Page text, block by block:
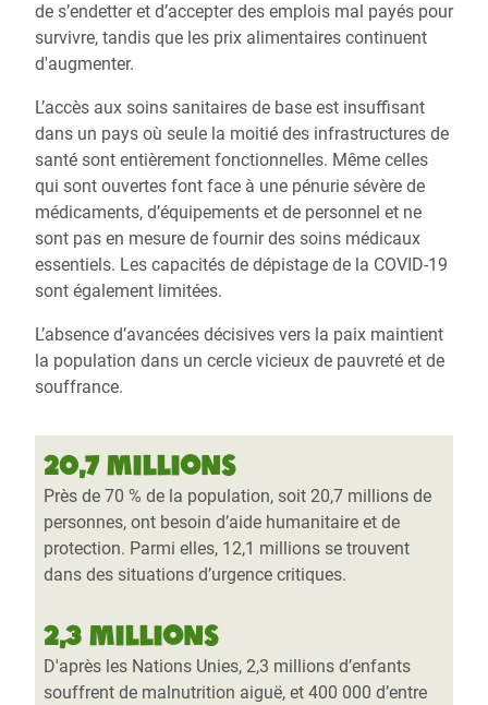
de s’endetter et d’accepter des emplois mal payés pour
survivre, tandis que les prix alimentaires continuent
d'augmenter.
L’accès aux soins sanitaires de base est insuffisant
dans un pays où seule la moitié des infrastructures de
santé sont entièrement fonctionnelles. Même celles
qui sont ouvertes font face à une pénurie sévère de
médicaments, d’équipements et de personnel et ne
sont pas en mesure de fournir des soins médicaux
essentiels. Les capacités de dépistage de la COVID-19
sont également limitées.
L’absence d’avancées décisives vers la paix maintient
la population dans un cercle vicieux de pauvreté et de
souffrance.
20,7 millions
Près de 70 % de la population, soit 20,7 millions de
personnes, ont besoin d’aide humanitaire et de
protection. Parmi elles, 12,1 millions se trouvent
dans des situations d’urgence critiques.
2,3 millions
D'après les Nations Unies, 2,3 millions d’enfants
souffrent de malnutrition aiguë, et 400 000 d’entre